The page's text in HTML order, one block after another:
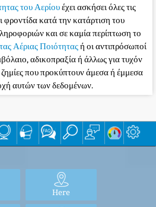
του Αερίουέχει ασκήσει όλες τις
φροντίδα κατά την κατάρτιση του
και σε καμία περίπτωση το
Αέριας Ποιότηταςή οι αντιπρόσωποί
αδικοπραξία ή άλλως για τυχόν
που προκύπτουν άμεσα ή έμμεσα
αυτών των δεδομένων.
Here